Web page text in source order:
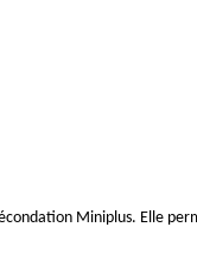
Miniplus. Elle